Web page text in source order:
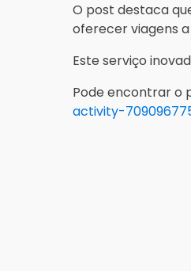
O post destaca
oferecer viagens
Este serviço
Pode encontrar o
activity-